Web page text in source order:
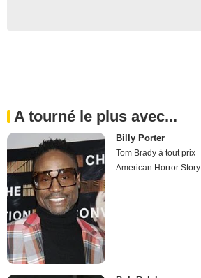
A tourné le plus avec...
Billy Porter
Tom Brady à tout prix
American Horror Story